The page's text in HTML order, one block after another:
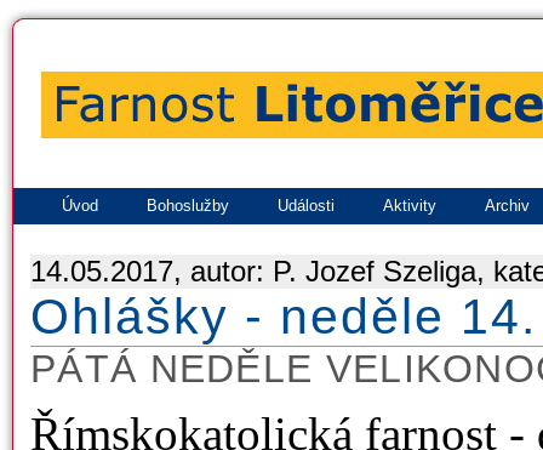
Úvod Bohoslužby Události Aktivity Archiv
14.05.2017, autor: P. Jozef Szeliga,
Ohlášky - neděle
PÁTÁ NEDĚLE
Římskokatolická farnost -